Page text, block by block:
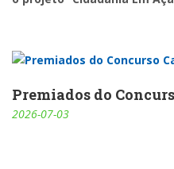
Premiados do
2026-07-03